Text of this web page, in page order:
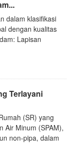
dalam klasifikasi
dengan kualitas
Lapisan
Terlayani
(SR) yang
Air Minum (SPAM),
non-pipa, dalam